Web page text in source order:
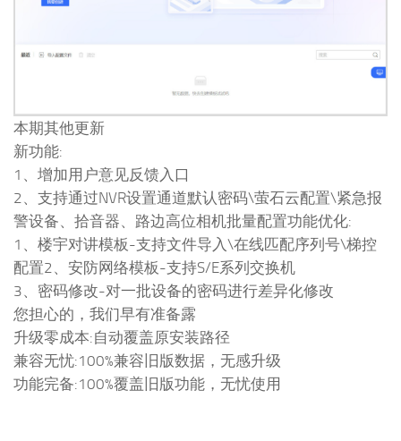
本期其他更新
新功能:
1、增加用户意见反馈入口
2、支持通过NVR设置通道默认密码\萤石云配置\紧急报
警设备、拾音器、路边高位相机批量配置功能优化:
1、楼宇对讲模板-支持文件导入\在线匹配序列号\梯控
配置2、安防网络模板-支持S/E系列交换机
3、密码修改-对一批设备的密码进行差异化修改
您担心的，我们早有准备露
升级零成本:自动覆盖原安装路径
兼容无忧:100%兼容旧版数据，无感升级
功能完备:100%覆盖旧版功能，无忧使用